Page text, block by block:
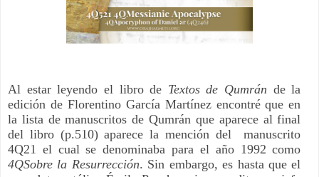
Al estar leyendo el libro de Textos de Qumrán de la
edición de Florentino García Martínez encontré que en
la lista de manuscritos de Qumrán que aparece al final
del libro (p.510) aparece la mención del  manuscrito
4Q21 el cual se denominaba para el año 1992 como
4QSobre la Resurrección. Sin embargo, es hasta que el